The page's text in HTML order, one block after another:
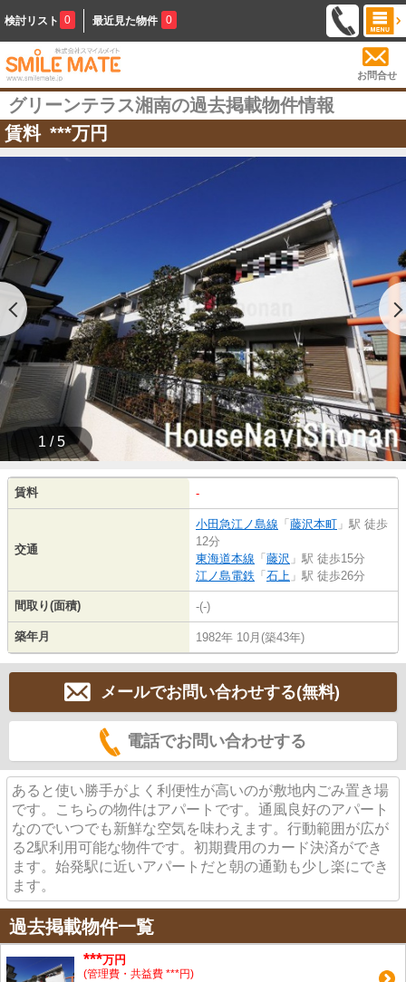
検討リスト 0 最近見た物件 0
お問合せ
グリーンテラス湘南の過去掲載物件情報
賃料 ***万円
1 / 5
賃料 -
交通
小田急江ノ島線 「 藤沢本町 」駅 徒歩
12分
東海道本線 「 藤沢 」駅 徒歩15分
江ノ島電鉄 「 石上 」駅 徒歩26分
間取り(面積) -(-)
築年月 1982年 10月(築43年)
メールでお問い合わせする(無料)
電話でお問い合わせする
あると使い勝手がよく利便性が高いのが敷地内ごみ置き場
です。こちらの物件はアパートです。通風良好のアパート
なのでいつでも新鮮な空気を味わえます。行動範囲が広が
る2駅利用可能な物件です。初期費用のカード決済ができ
ます。始発駅に近いアパートだと朝の通勤も少し楽にでき
ます。
過去掲載物件一覧
***万円
(管理費・共益費 ***円)